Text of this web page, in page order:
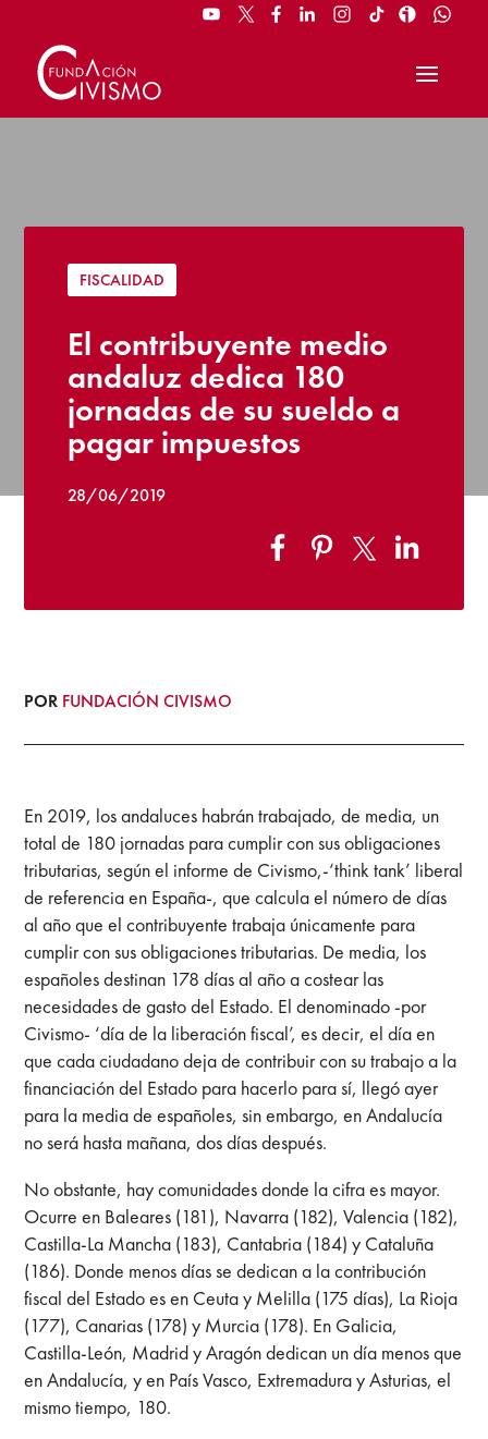
FISCALIDAD
El contribuyente medio
andaluz dedica 180
jornadas de su sueldo a
pagar impuestos
28/06/2019
POR FUNDACIÓN CIVISMO
En 2019, los andaluces habrán trabajado, de media, un
total de 180 jornadas para cumplir con sus obligaciones
tributarias, según el informe de Civismo,-‘think tank’ liberal
de referencia en España-, que calcula el número de días
al año que el contribuyente trabaja únicamente para
cumplir con sus obligaciones tributarias. De media, los
españoles destinan 178 días al año a costear las
necesidades de gasto del Estado. El denominado -por
Civismo- ‘día de la liberación fiscal’, es decir, el día en
que cada ciudadano deja de contribuir con su trabajo a la
financiación del Estado para hacerlo para sí, llegó ayer
para la media de españoles, sin embargo, en Andalucía
no será hasta mañana, dos días después.
No obstante, hay comunidades donde la cifra es mayor.
Ocurre en Baleares (181), Navarra (182), Valencia (182),
Castilla-La Mancha (183), Cantabria (184) y Cataluña
(186). Donde menos días se dedican a la contribución
fiscal del Estado es en Ceuta y Melilla (175 días), La Rioja
(177), Canarias (178) y Murcia (178). En Galicia,
Castilla-León, Madrid y Aragón dedican un día menos que
en Andalucía, y en País Vasco, Extremadura y Asturias, el
mismo tiempo, 180.